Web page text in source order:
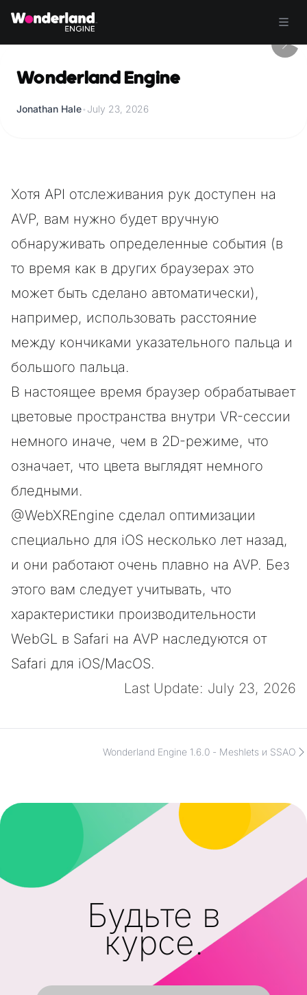
Wonderland Engine
Jonathan Hale• July 23, 2026
Хотя API отслеживания рук доступен на
AVP, вам нужно будет вручную
обнаруживать определенные события (в
то время как в других браузерах это
может быть сделано автоматически),
например, использовать расстояние
между кончиками указательного пальца и
большого пальца.
В настоящее время браузер обрабатывает
цветовые пространства внутри VR-сессии
немного иначе, чем в 2D-режиме, что
означает, что цвета выглядят немного
бледными.
@WebXREngine сделал оптимизации
специально для iOS несколько лет назад,
и они работают очень плавно на AVP. Без
этого вам следует учитывать, что
характеристики производительности
WebGL в Safari на AVP наследуются от
Safari для iOS/MacOS.
Last Update: July 23, 2026
Wonderland Engine 1.6.0 - Meshlets и SSAO
Будьте в
курсе.